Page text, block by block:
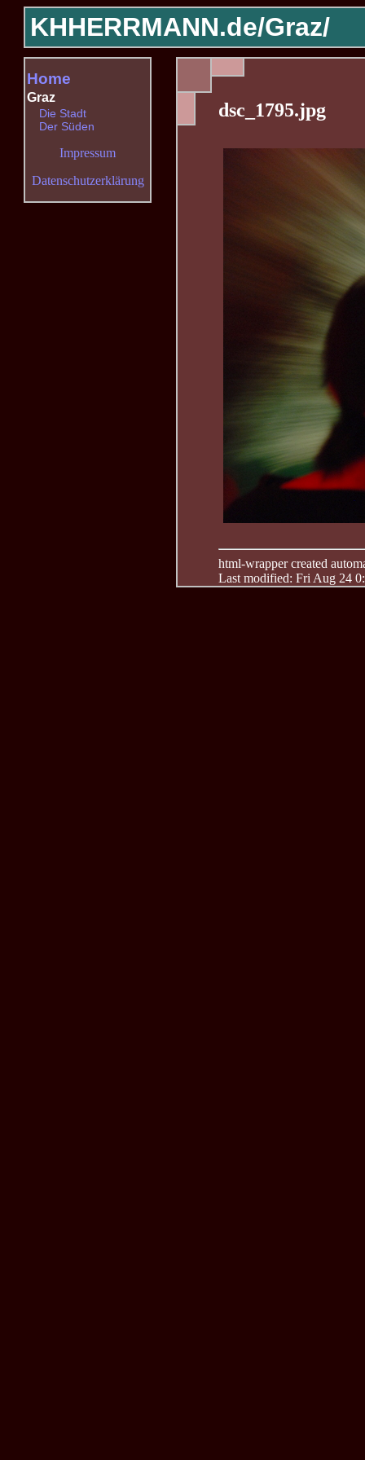
KHHERRMANN.de/Graz/
dsc_1795.jpg
html-wrapper created
Last modified: Fri Aug 24
Home
Graz
Die Stadt
Der Süden
Impressum
Datenschutzerklärung